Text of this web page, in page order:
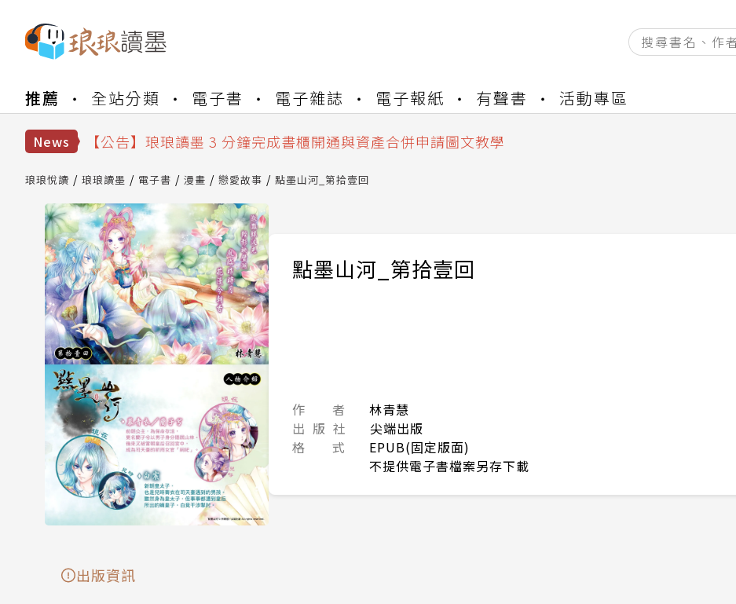
推薦 全站分類 電子書 電子雜誌 電子報紙 有聲書 活動專區
News
【公告】琅琅讀墨數位閱讀資產合併與書櫃開通申請
【公告】琅琅讀墨 3 分鐘完成書櫃開通與資產合併申請圖文教學
【公告】琅琅讀墨數位閱讀資產合併與書櫃開通申請
琅琅悅讀 琅琅讀墨 電子書 漫畫 戀愛故事 點墨山河_第拾壹回
點墨山河_第拾壹回
作 者
林青慧
出 版 社
尖端出版
格 式
EPUB(固定版面)
不提供電子書檔案另存下載
出版資訊